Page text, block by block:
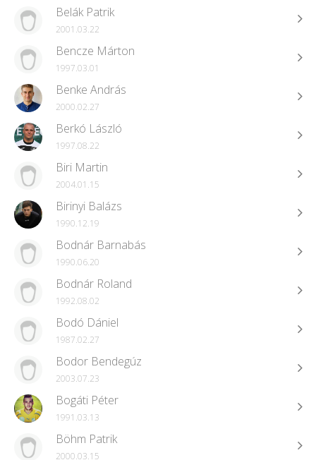
Belák Patrik
2001.03.22
Bencze Márton
1997.03.01
Benke András
2000.02.27
Berkó László
1997.08.22
Biri Martin
2004.01.15
Birinyi Balázs
1990.12.19
Bodnár Barnabás
1990.06.20
Bodnár Roland
1992.08.02
Bodó Dániel
1987.02.27
Bodor Bendegúz
2003.07.23
Bogáti Péter
1991.03.13
Böhm Patrik
2000.03.15